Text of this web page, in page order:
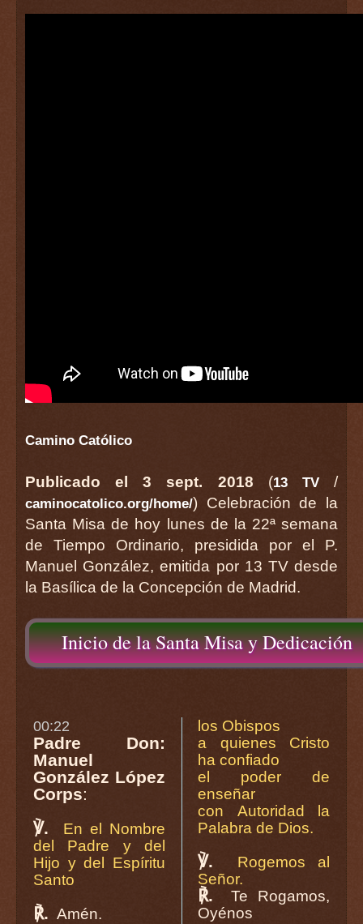
Camino Católico
Publicado el 3 sept. 2018 (13 TV/
caminocatolico.org/home/) Celebración de la
Santa Misa de hoy lunes de la 22ª semana
de Tiempo Ordinario, presidida por el P.
Manuel González, emitida por 13 TV desde
la Basílica de la Concepción de Madrid.
Inicio de la Santa Misa y Dedicación
00:22
Padre Don:
Manuel
González López
Corps:
℣.
En el Nombre
del Padre y del
Hijo y del Espíritu
Santo
℟. Amén.
los Obispos
a quienes Cristo
ha confiado
el poder de
enseñar
con Autoridad la
Palabra de Dios.
℣.
Rogemos al
Señor.
℟.
Te Rogamos,
Oyénos